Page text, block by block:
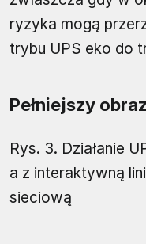
ryzyka mogą
trybu UPS eko do
Pełniejszy obraz
Rys. 3. Działanie
a z interaktywną
sieciową